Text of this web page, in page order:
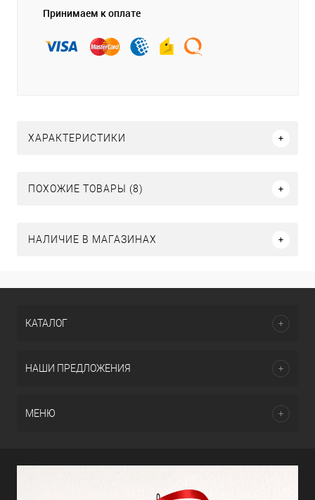
Принимаем к оплате
ХАРАКТЕРИСТИКИ
ПОХОЖИЕ ТОВАРЫ (8)
НАЛИЧИЕ В МАГАЗИНАХ
КАТАЛОГ
НАШИ ПРЕДЛОЖЕНИЯ
МЕНЮ